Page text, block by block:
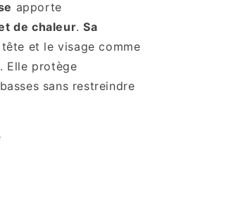
apporte
de chaleur.Sa
et le visage comme
. Elle protège
sans restreindre